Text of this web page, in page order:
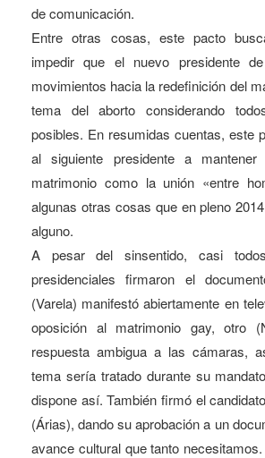
de comunicación.
Entre otras cosas, este pacto
impedir que el nuevo presidente
movimientos hacia la redefinición del
tema del aborto considerando
posibles. En resumidas cuentas, este
al siguiente presidente a
matrimonio como la unión «entre
algunas otras cosas que en pleno
alguno.
A pesar del sinsentido, casi
presidenciales firmaron el
(Varela) manifestó abiertamente en
oposición al matrimonio gay, otro
respuesta ambigua a las cámaras,
tema sería tratado durante su
dispone así. También firmó el
(Árias), dando su aprobación a un
avance cultural que tanto